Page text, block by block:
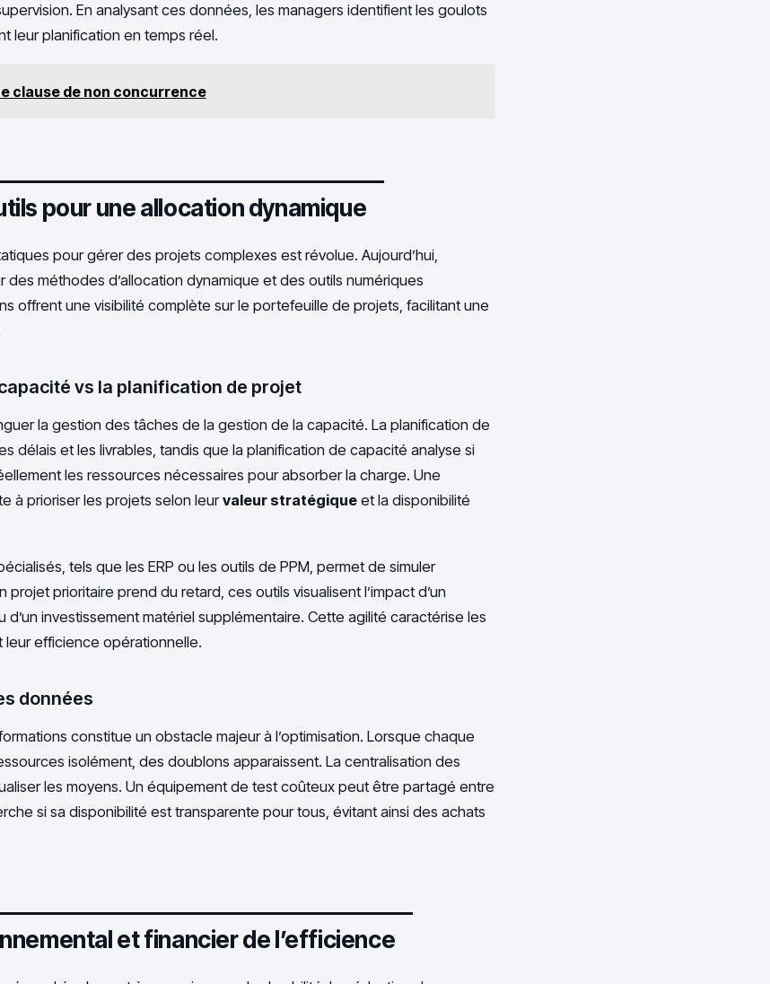
En analysant ces données, les managers identifient les goulots
leur planification en temps réel.
clause de non concurrence
pour une allocation dynamique
pour gérer des projets complexes est révolue. Aujourd’hui,
des méthodes d’allocation dynamique et des outils numériques
offrent une visibilité complète sur le portefeuille de projets, facilitant une
vs la planification de projet
la gestion des tâches de la gestion de la capacité. La planification de
délais et les livrables, tandis que la planification de capacité analyse si
les ressources nécessaires pour absorber la charge. Une
à prioriser les projets selon leurvaleur stratégique et la disponibilité
tels que les ERP ou les outils de PPM, permet de simuler
projet prioritaire prend du retard, ces outils visualisent l’impact d’un
investissement matériel supplémentaire. Cette agilité caractérise les
leur efficience opérationnelle.
données
constitue un obstacle majeur à l’optimisation. Lorsque chaque
isolément, des doublons apparaissent. La centralisation des
les moyens. Un équipement de test coûteux peut être partagé entre
si sa disponibilité est transparente pour tous, évitant ainsi des achats
et financier de l’efficience